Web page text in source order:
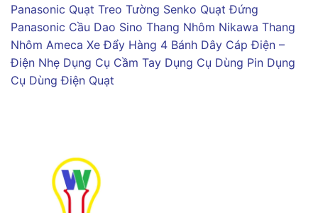
Panasonic Quạt Treo Tường Senko Quạt Đứng
Panasonic Cầu Dao Sino Thang Nhôm Nikawa Thang
Nhôm Ameca Xe Đẩy Hàng 4 Bánh Dây Cáp Điện –
Điện Nhẹ Dụng Cụ Cầm Tay Dụng Cụ Dùng Pin Dụng
Cụ Dùng Điện Quạt